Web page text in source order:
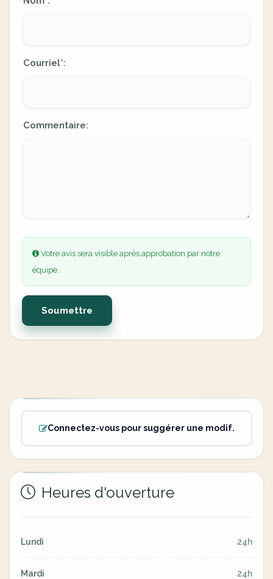
Courriel*:
Commentaire:
Votre avis sera visible après approbation par notre
équipe.
Soumettre
Connectez-vous pour suggérer une modif.
Heures d'ouverture
Lundi 24h
Mardi 24h